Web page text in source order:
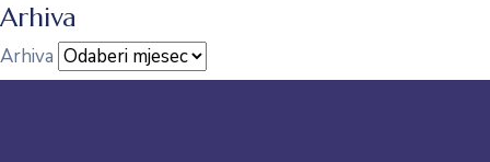
Arhiva
Arhiva